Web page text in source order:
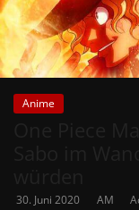
Anime
30. Juni 2020 AM